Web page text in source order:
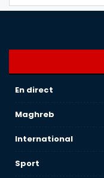
En direct
Maghreb
International
Sport